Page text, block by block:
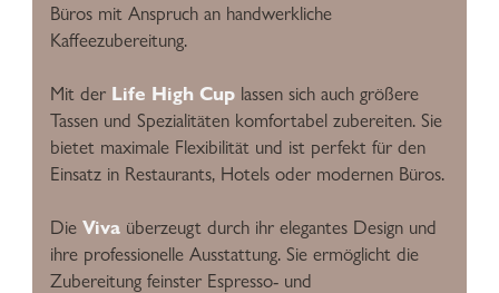
Büros mit Anspruch an handwerkliche
Kaffeezubereitung.
Mit der Life High Cup lassen sich auch größere
Tassen und Spezialitäten komfortabel zubereiten. Sie
bietet maximale Flexibilität und ist perfekt für den
Einsatz in Restaurants, Hotels oder modernen Büros.
Die Viva überzeugt durch ihr elegantes Design und
ihre professionelle Ausstattung. Sie ermöglicht die
Zubereitung feinster Espresso- und